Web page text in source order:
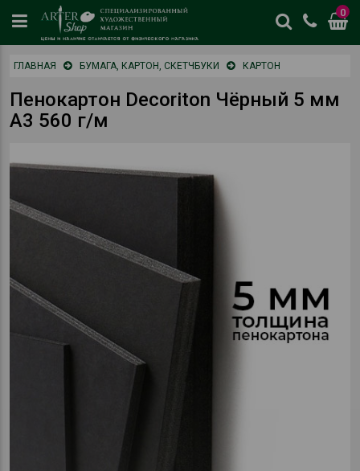
0
цены
отличается
ГЛАВНАЯ БУМАГА, КАРТОН, СКЕТЧБУКИ КАРТОН
Пенокартон Decoriton Чёрный 5 мм
А3 560 г/м